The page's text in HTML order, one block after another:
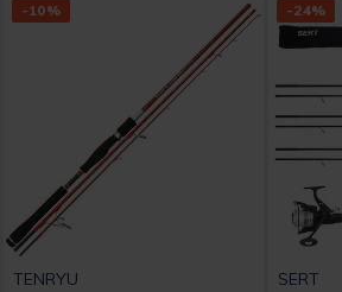
-10%
TENRYU
-24%
SERT